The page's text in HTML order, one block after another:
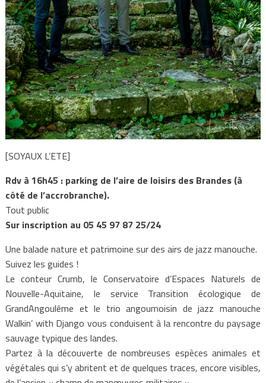
[SOYAUX L’ETE]
Rdv à 16h45 : parking de l’aire de loisirs des Brandes (à
côté de l’accrobranche).
Tout public
Sur inscription au 05 45 97 87 25/24
Une balade nature et patrimoine sur des airs de jazz manouche.
Suivez les guides !
Le conteur Crumb, le Conservatoire d’Espaces Naturels de
Nouvelle-Aquitaine, le service Transition écologique de
GrandAngoulême et le trio angoumoisin de jazz manouche
Walkin’ with Django vous conduisent à la rencontre du paysage
sauvage typique des landes.
Partez à la découverte de nombreuses espèces animales et
végétales qui s’y abritent et de quelques traces, encore visibles,